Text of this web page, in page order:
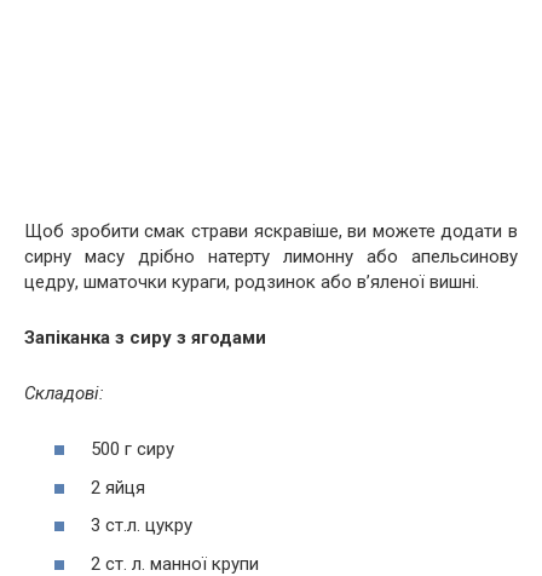
Щоб зробити смак страви яскравіше, ви можете додати в
сирну масу дрібно натерту лимонну або апельсинову
цедру, шматочки кураги, родзинок або в’яленої вишні.
Запіканка з сиру з ягодами
Складові:
500 г сиру
2 яйця
3 ст.л. цукру
2 ст. л. манної крупи